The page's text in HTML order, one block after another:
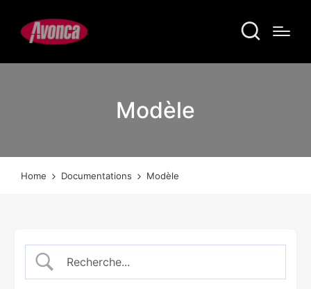
Modèle
Home Documentations Modèle